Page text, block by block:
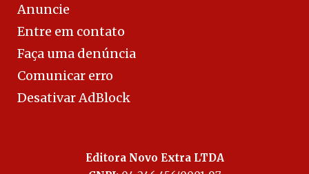
Anuncie
Entre em contato
Faça uma denúncia
Comunicar erro
Desativar AdBlock
Editora Novo Extra LTDA